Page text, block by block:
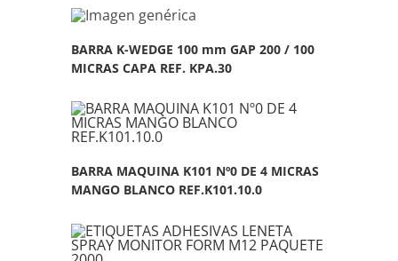
BARRA K-WEDGE 100 mm GAP 200 / 100
MICRAS CAPA REF. KPA.30
BARRA MAQUINA K101 Nº0 DE 4 MICRAS
MANGO BLANCO REF.K101.10.0